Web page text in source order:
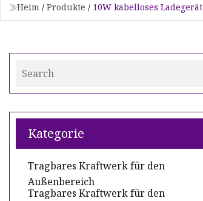
Heim / Produkte / 10W kabelloses Ladegerät
Kategorie
Tragbares Kraftwerk für den
Außenbereich
Tragbares Kraftwerk für den